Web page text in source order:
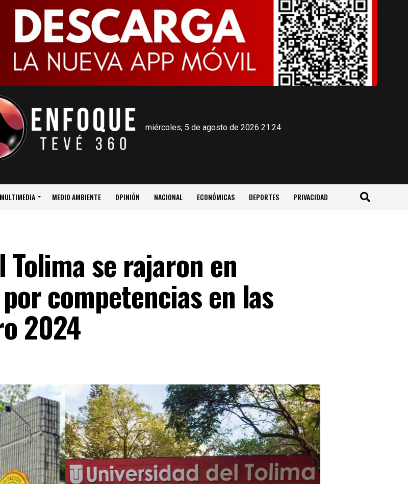
miércoles, 5 de agosto de 2026 21:24
MULTIMEDIA MEDIO AMBIENTE OPINIÓN NACIONAL ECONÓMICAS DEPORTES PRIVACIDAD
Tolima se rajaron en
competencias en las
2024